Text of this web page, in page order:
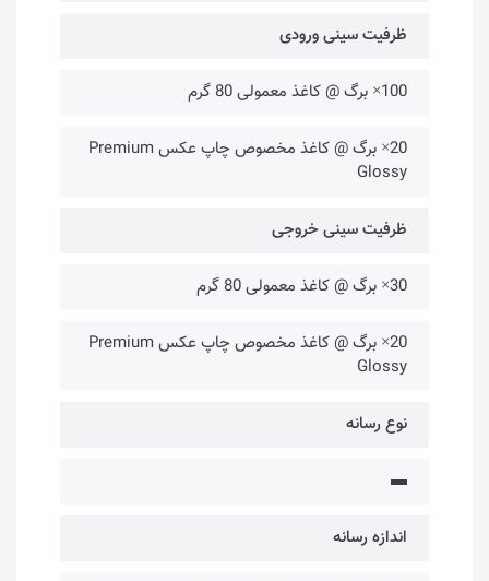
ظرفیت سینی ورودی
100× برگ @ کاغذ معمولی 80 گرم
20× برگ @ کاغذ مخصوص چاپ عکس Premium
Glossy
ظرفیت سینی خروجی
30× برگ @ کاغذ معمولی 80 گرم
20× برگ @ کاغذ مخصوص چاپ عکس Premium
Glossy
نوع رسانه
▬
اندازه رسانه